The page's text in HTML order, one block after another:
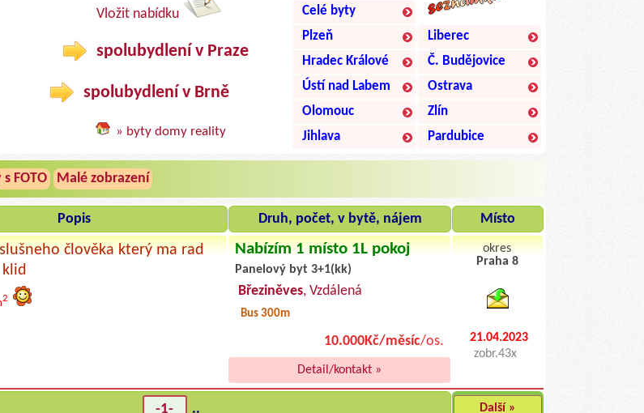
Vložit nabídku
spolubydlení v Praze
spolubydlení v Brně
» byty domy reality
Celé byty
Plzeň
Liberec
Hradec Králové
Č. Budějovice
Ústí nad Labem
Ostrava
Olomouc
Zlín
Jihlava
Pardubice
s FOTO Malé zobrazení
Popis Druh, počet, v bytě, nájem Místo
člověka který ma rad
2
Nabízím 1 místo 1L pokoj
Panelový byt 3+1(kk)
Březiněves, Vzdálená
Bus 300m
10.000Kč/měsíc/os.
Detail/kontakt »
okres
Praha 8
21.04.2023
zobr.43x
-1- .. Další »